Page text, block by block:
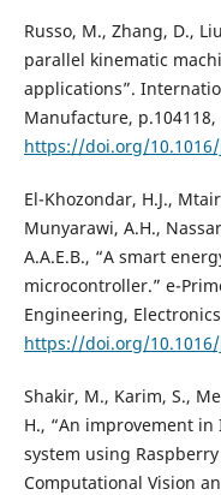
Russo, M., Zhang, D.,
parallel kinematic
applications”.
Manufacture, p.104118,
https://doi.org/
El-Khozondar, H.J.,
Munyarawi, A.H.,
A.A.E.B., “A smart
microcontroller.” e-
Engineering,
https://doi.org/
Shakir, M., Karim, S.,
H., “An improvement
system using
Computational Vision